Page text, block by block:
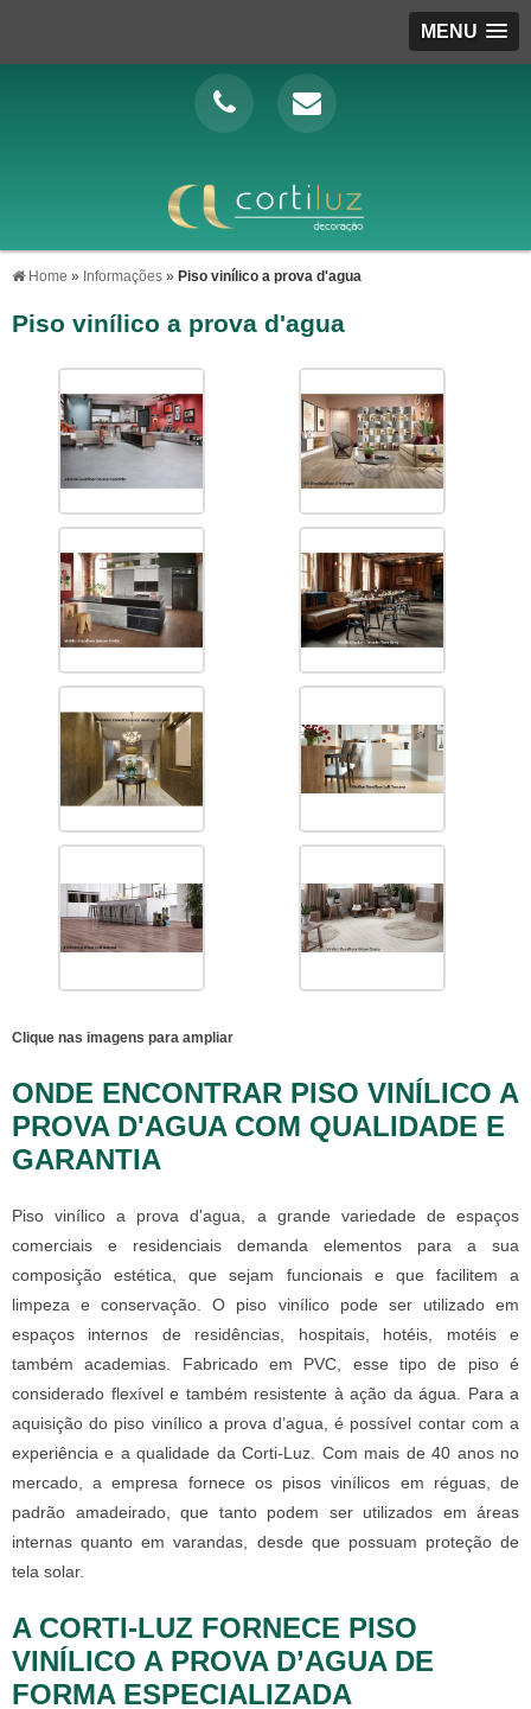
MENU
Home » Informações » Piso vinílico a prova d'agua
Piso vinílico a prova d'agua
Clique nas imagens para ampliar
ONDE ENCONTRAR PISO VINÍLICO A
PROVA D'AGUA COM QUALIDADE E
GARANTIA
Piso vinílico a prova d'agua, a grande variedade de espaços
comerciais e residenciais demanda elementos para a sua
composição estética, que sejam funcionais e que facilitem a
limpeza e conservação. O piso vinílico pode ser utilizado em
espaços internos de residências, hospitais, hotéis, motéis e
também academias. Fabricado em PVC, esse tipo de piso é
considerado flexível e também resistente à ação da água. Para a
aquisição do piso vinílico a prova d’agua, é possível contar com a
experiência e a qualidade da Corti-Luz. Com mais de 40 anos no
mercado, a empresa fornece os pisos vinílicos em réguas, de
padrão amadeirado, que tanto podem ser utilizados em áreas
internas quanto em varandas, desde que possuam proteção de
tela solar.
A CORTI-LUZ FORNECE PISO
VINÍLICO A PROVA D’AGUA DE
FORMA ESPECIALIZADA